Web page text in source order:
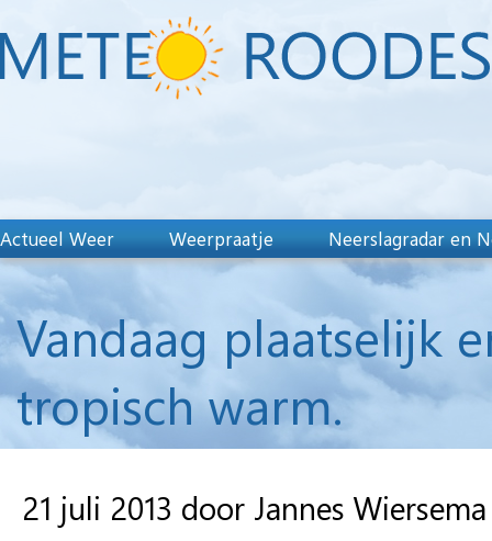
Actueel Weer Weerpraatje Neerslagradar en
Vandaag plaatselijk
tropisch warm.
21 juli 2013 door Jannes Wiersema